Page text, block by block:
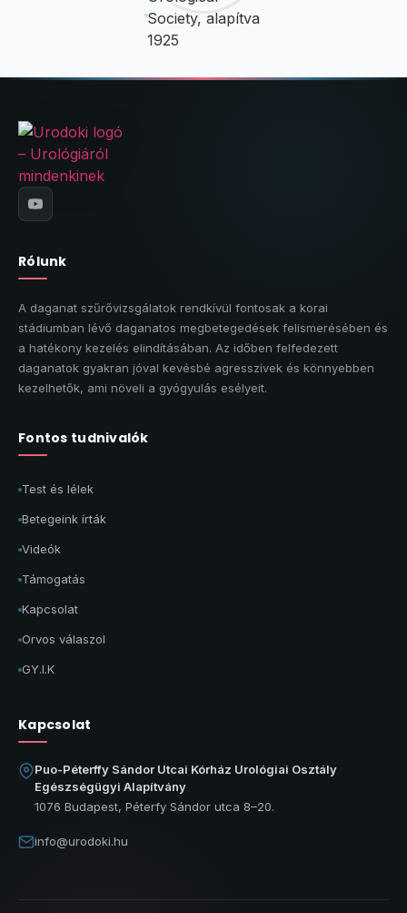
Rólunk
A daganat szűrővizsgálatok rendkívül fontosak a korai
stádiumban lévő daganatos megbetegedések felismerésében és
a hatékony kezelés elindításában. Az időben felfedezett
daganatok gyakran jóval kevésbé agresszívek és könnyebben
kezelhetők, ami növeli a gyógyulás esélyeit.
Fontos tudnivalók
Test és lélek
Betegeink írták
Videók
Támogatás
Kapcsolat
Orvos válaszol
GY.I.K
Kapcsolat
Puo-Péterffy Sándor Utcai Kórház Urológiai Osztály
Egészségügyi Alapítvány
1076 Budapest, Péterfy Sándor utca 8–20.
info@urodoki.hu